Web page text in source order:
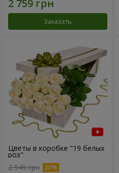
Заказать
Цветы в коробке "19 белых
роз"
2 949 грн